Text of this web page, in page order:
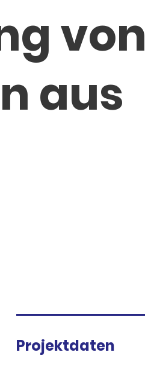
von
aus
Projektdaten